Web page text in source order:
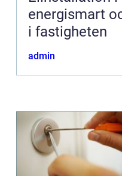
energismart
i fastigheten
admin